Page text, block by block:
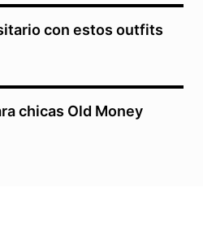
con estos outfits
chicas Old Money